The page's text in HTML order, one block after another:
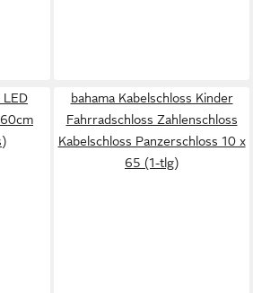
LED
bahama Kabelschloss Kinder
Fahrradschloss Zahlenschloss
Kabelschloss Panzerschloss 10 x
65 (1-tlg)